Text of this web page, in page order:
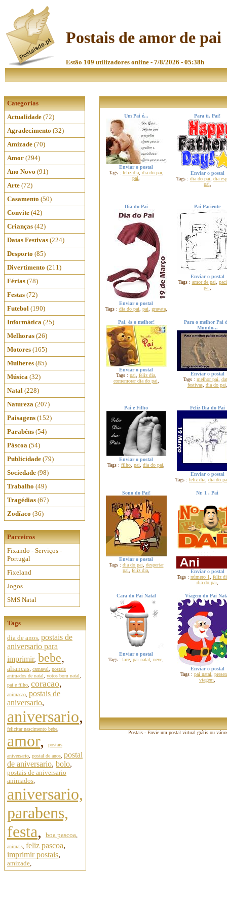
Postais de amor de pai
Estão 109 utilizadores online - 7/8/2026 - 05:38h
Categorias
Actualidade (72)
Agradecimento (32)
Amizade (70)
Amor (294)
Ano Novo (91)
Arte (72)
Casamento (50)
Convite (42)
Crianças (42)
Datas Festivas (224)
Desporto (85)
Divertimento (211)
Férias (78)
Festas (72)
Futebol (190)
Informática (25)
Melhoras (26)
Motores (165)
Mulheres (85)
Música (32)
Natal (228)
Natureza (207)
Paisagens (152)
Parabéns (54)
Páscoa (54)
Publicidade (79)
Sociedade (98)
Trabalho (49)
Tragédias (67)
Zodíaco (36)
Parceiros
Fixando - Serviços -
Portugal
Fixeland
Jogos
SMS Natal
Tags
dia de anos, postais de
aniversario para
imprimir, bebe,
aliancas, carnaval
postais
animados de natal
votos bom natal
pai e filho coracao,
animacao postais de
aniversario,
aniversario,
felicitar nascimento bebe
amor,
postais
aniversario postal de anos postal
de aniversario, bolo,
postais de aniversario
animados,
aniversario,
parabens,
festa, boa pascoa,
animais feliz pascoa,
imprimir postais,
amizade,
Um Pai é...
Enviar o postal
Tags : feliz dia, dia do pai
pai
Para ti, Pai!
Enviar o postal
Tags : dia do pai
dia
pai
Dia do Pai
Enviar o postal
Tags : dia do pai pai gravata,
Pai Paciente
Enviar o postal
Tags : amor de pai
pai
Pai, és o melhor!
Enviar o postal
Tags : pai feliz dia,
comemorar dia do pai
Para o melhor Pai
Mundo...
Enviar o postal
Tags : melhor pai
festivas, dia do pai
Pai e Filho
Enviar o postal
Tags : filho pai dia do pai
Feliz Dia do Pai
Enviar o postal
Tags : feliz dia dia do
Sono do Pai!
Enviar o postal
Tags : dia do pai
despertar
pai
feliz dia
Nr. 1 , Pai
Enviar o postal
Tags : número 1
feliz
dia do pai
Cara do Pai Natal
Enviar o postal
Tags : face, pai natal, neve,
Viagem do Pai
Enviar o postal
Tags : pai natal
viagem
Postais - Envie um postal virtual grátis ou